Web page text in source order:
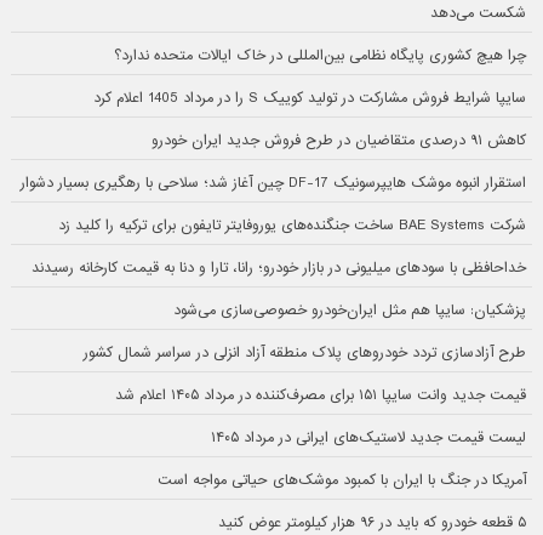
شکست می‌دهد
چرا هیچ کشوری پایگاه نظامی بین‌المللی در خاک ایالات متحده ندارد؟
سایپا شرایط فروش مشارکت در تولید کوییک S را در مرداد 1405 اعلام کرد
کاهش ۹۱ درصدی متقاضیان در طرح فروش جدید ایران خودرو
استقرار انبوه موشک هایپرسونیک DF-17 چین آغاز شد؛ سلاحی با رهگیری بسیار دشوار
شرکت BAE Systems ساخت جنگنده‌های یوروفایتر تایفون برای ترکیه را کلید زد
خداحافظی با سودهای میلیونی در بازار خودرو؛ رانا، تارا و دنا به قیمت کارخانه رسیدند
پزشکیان: سایپا هم مثل ایران‌خودرو خصوصی‌سازی می‌شود
طرح آزادسازی تردد خودروهای پلاک منطقه آزاد انزلی در سراسر شمال کشور
قیمت جدید وانت سایپا ۱۵۱ برای مصرف‌کننده در مرداد ۱۴۰۵ اعلام شد
لیست قیمت جدید لاستیک‌های ایرانی در مرداد ۱۴۰۵
آمریکا در جنگ با ایران با کمبود موشک‌های حیاتی مواجه است
۵ قطعه خودرو که باید در ۹۶ هزار کیلومتر عوض کنید